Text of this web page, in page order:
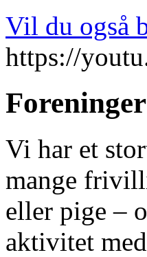
Vil du også
https://
Foreninger
Vi har et
mange
eller pige –
aktivitet